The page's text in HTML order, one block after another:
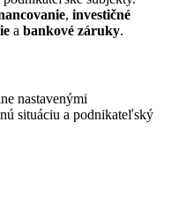
, investičné
a bankové záruky.
nastavenými
situáciu a podnikateľský